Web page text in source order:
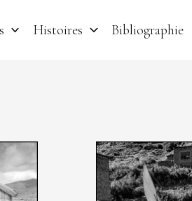
Histoires Bibliographie